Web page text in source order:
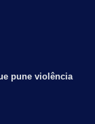
pune violência